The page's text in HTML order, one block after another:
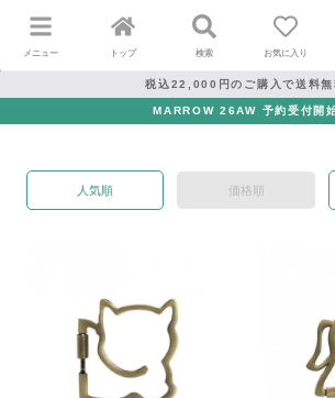
メニュー トップ 検索 お気に入り
税込22,000円のご購入で送料無
MARROW 26AW 予約受付開
人気順 価格順